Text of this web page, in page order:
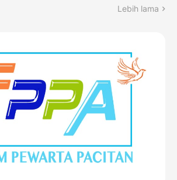
Lebih lama